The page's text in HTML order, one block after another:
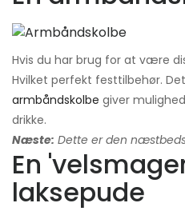
Hvis du har brug for at være
Hvilket perfekt festtilbehør.
armbåndskolbe giver
drikke.
Næste: Dette er den
En
laksepude